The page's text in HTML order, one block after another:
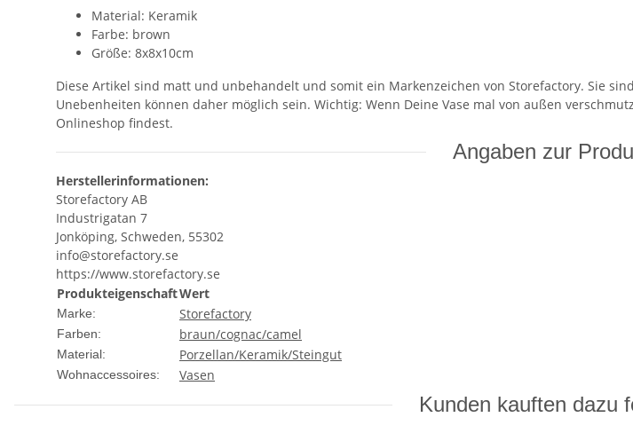
Material: Keramik
Farbe: brown
Größe: 8x8x10cm
Diese Artikel sind matt und unbehandelt und somit ein Markenzeichen von Storefactory. Sie
Unebenheiten können daher möglich sein. Wichtig: Wenn Deine Vase mal von außen
Onlineshop findest.
Angaben zur
Herstellerinformationen:
Storefactory AB
Industrigatan 7
Jonköping, Schweden, 55302
info@storefactory.se
https://www.storefactory.se
ProdukteigenschaftWert
Marke: Storefactory
Farben: braun/cognac/camel
Material: Porzellan/Keramik/Steingut
Wohnaccessoires: Vasen
Kunden kauften dazu